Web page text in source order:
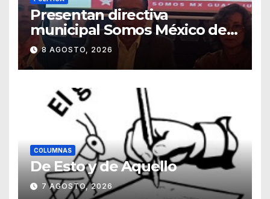
Presentan directiva
municipal Somos México de
Guanajuato
8 AGOSTO, 2026
COLUMNAS
De Esto y de Aquello
7 AGOSTO, 2026